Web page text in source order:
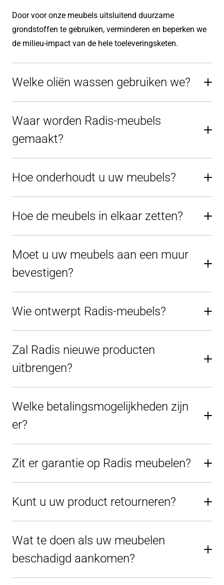
Door voor onze meubels uitsluitend duurzame
grondstoffen te gebruiken, verminderen en beperken we
de milieu-impact van de hele toeleveringsketen.
Welke oliën wassen gebruiken we?
Waar worden Radis-meubels
gemaakt?
Hoe onderhoudt u uw meubels?
Hoe de meubels in elkaar zetten?
Moet u uw meubels aan een muur
bevestigen?
Wie ontwerpt Radis-meubels?
Zal Radis nieuwe producten
uitbrengen?
Welke betalingsmogelijkheden zijn
er?
Zit er garantie op Radis meubelen?
Kunt u uw product retourneren?
Wat te doen als uw meubelen
beschadigd aankomen?